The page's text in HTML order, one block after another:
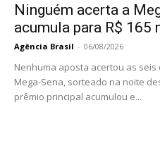
Ninguém acerta a
acumula para R$ 165
Agência Brasil - 06/08/2026
Nenhuma aposta acertou as seis
Mega-Sena, sorteado na noite
prêmio principal acumulou e...